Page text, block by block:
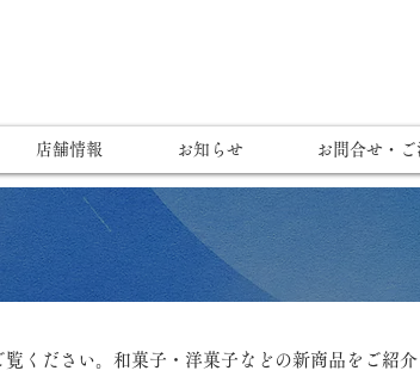
店舗情報 お知らせ お問合せ・ご
ください。和菓子・洋菓子などの新商品をご紹介